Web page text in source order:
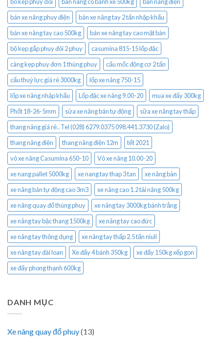
bán xe nâng phuy điện
bán xe nâng tay 2 tấn nhập khẩu
bán xe nâng tay cao 500kg
bán xe nâng tay cao mặt bàn
bộ kẹp gắp phuy đôi 2 phuy
casumina 815-15 lốp đặc
càng kẹp phuy đơn 1 thùng phuy
cẩu mốc động cơ 2 tấn
cẩu thuỷ lực giá rẻ 3000kg
lốp xe nâng 750-15
lốp xe nâng nhập khẩu
Lốp đặc xe nâng 9.00-20
mua xe đẩy 300kg
Phốt 18-26-5mm
sửa xe nâng bán tự động
sữa xe nâng tay thấp
thang nâng giá rẻ.. Tel (028) 6279.0375 098.441.3730 (Zalo)
thang nâng điện
thang nâng điện 12m
tết 2021
vỏ xe nâng Casumina 650-10
Vỏ xe nâng 10.00-20
xe nang pallet 5000kg
xe nang tay thap 3 tan
xe nâng bàn
xe nâng bán tự động cao 3m3
xe nâng cao 1.2 tải nâng 500kg
xe nâng quay đổ thùng phuy
xe nâng tay 3000kg bánh trắng
xe nâng tay bậc thang 1500kg
xe nâng tay cao đức
xe nâng tay thông dụng
xe nâng tay thấp 2.5 tấn niuli
xe nâng tay đài loan
Xe đẩy 4 bánh 350kg
xe đẩy 150kg xếp gọn
xe đẩy phong thạnh 600kg
DANH MỤC
Xe nâng quay đổ phuy(13)